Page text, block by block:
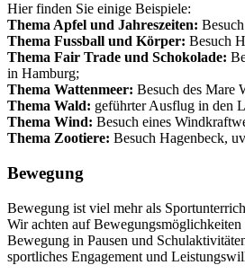
Hier finden Sie einige Beispiele:
Thema Apfel und Jahreszeiten:
Thema Fussball und Körper: Besuch
Thema Fair Trade und Schokolade:
in Hamburg;
Thema Wattenmeer: Besuch des Mare
Thema Wald: geführter Ausflug in den
Thema Wind: Besuch eines
Thema Zootiere: Besuch Hagenbeck,
Bewegung
Bewegung ist viel mehr als
Wir achten auf
Bewegung in Pausen und
sportliches Engagement und